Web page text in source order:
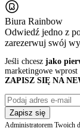
Biura Rainbow
Odwiedź jedno z
zarezerwuj swój
Jeśli chcesz jako
marketingowe
ZAPISZ SIĘ NA
Zapisz się
Administratorem Twoich